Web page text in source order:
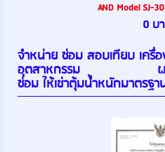
AND Model SJ-
0 บ
จำหน่าย ซ่อม สอบเทียบ เครื่
อุตสาหกรรม ผลิต จ
ซ่อม ให้เช่าตุ้มน้ำหนักมาตรฐา